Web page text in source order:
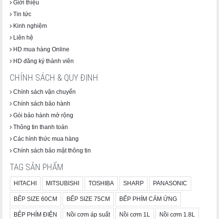
Hướng dẫn sử dụng
Dùng trực tiếp.
Thưởng thức từ từ để cảm nhận hương vị đậu đỏ.
Giới thiệu
Tin tức
Kinh nghiệm
Liên hệ
HD mua hàng Online
HD đăng ký thành viên
CHÍNH SÁCH & QUY ĐỊNH
Chính sách vận chuyển
Chính sách bảo hành
Gói bảo hành mở rộng
Thông tin thanh toán
Các hình thức mua hàng
Chính sách bảo mật thông tin
TAG SẢN PHẨM
HITACHI MITSUBISHI TOSHIBA SHARP PANASONIC
BẾP SIZE 60CM BẾP SIZE 75CM BẾP PHÍM CẢM ỨNG
BẾP PHÍM ĐIỆN Nồi cơm áp suất Nồi cơm 1L Nồi cơm 1.8L